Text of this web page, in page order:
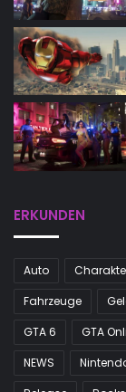
ERKUNDEN
Auto
Fahrzeuge
GTA 6
GTA
NEWS